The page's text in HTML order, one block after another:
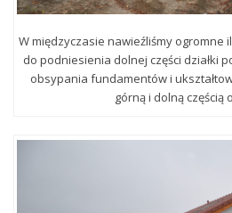
W międzyczasie nawieźliśmy ogromne
do podniesienia dolnej części działki
obsypania fundamentów i
górną i dolną częścią